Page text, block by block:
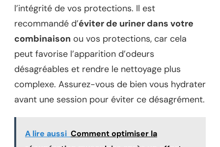
l’intégrité de vos protections. Il est
recommandé d’éviter de uriner dans votre
combinaison ou vos protections, car cela
peut favorise l’apparition d’odeurs
désagréables et rendre le nettoyage plus
complexe. Assurez-vous de bien vous hydrater
avant une session pour éviter ce désagrément.
A lire aussi Comment optimiser la